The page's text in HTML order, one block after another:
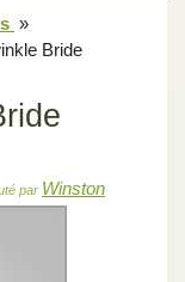
»
Bride
par Winston